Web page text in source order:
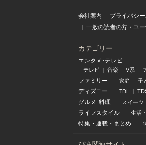
会社案内 プライバシ
一般の読者の方・ユ
カテゴリー
エンタメ･テレビ
テレビ 音楽 V系
ファミリー 家庭 子
ディズニー TDL
グルメ･料理 スイーツ
ライフスタイル 生活
特集 ・ 連載 ・ まとめ